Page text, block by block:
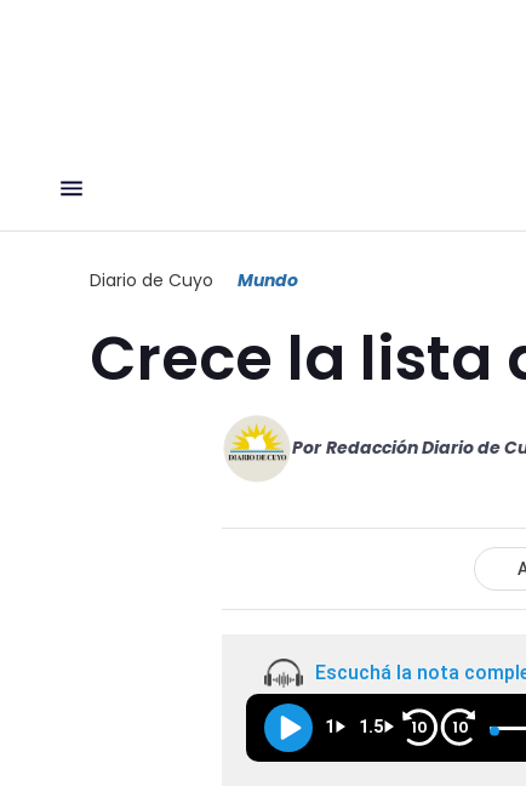
Diario de Cuyo Mundo
Crece la lista
Por Redacción Diario de
Escuchá la nota
1 1.5 10 10